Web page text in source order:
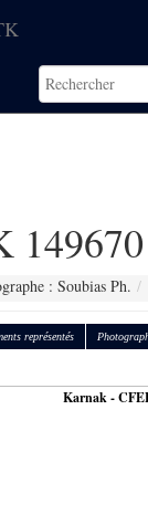
149670
: Soubias Ph.
représentés